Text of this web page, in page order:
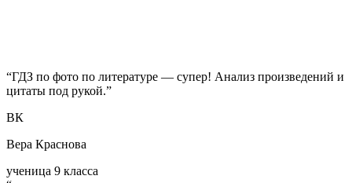
“ГДЗ по фото по литературе — супер! Анализ произведений и
цитаты под рукой.”
ВК
Вера Краснова
ученица 9 класса